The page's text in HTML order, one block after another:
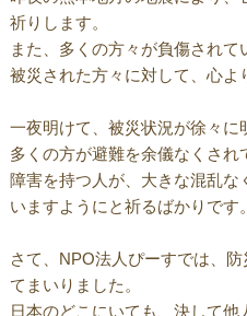
祈りします。
また、多くの方々が負傷されて
被災された方々に対して、心よ
一夜明けて、被災状況が徐々に
多くの方が避難を余儀なくされ
障害を持つ人が、大きな混乱な
いますようにと祈るばかりです。
さて、NPO法人ぴーすでは、
てまいりました。
日本のどこにいても、決して他